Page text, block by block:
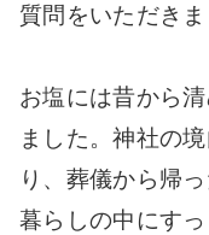
質問をいただき
お塩には昔から
ました。神社の
り、葬儀から帰
暮らしの中にす